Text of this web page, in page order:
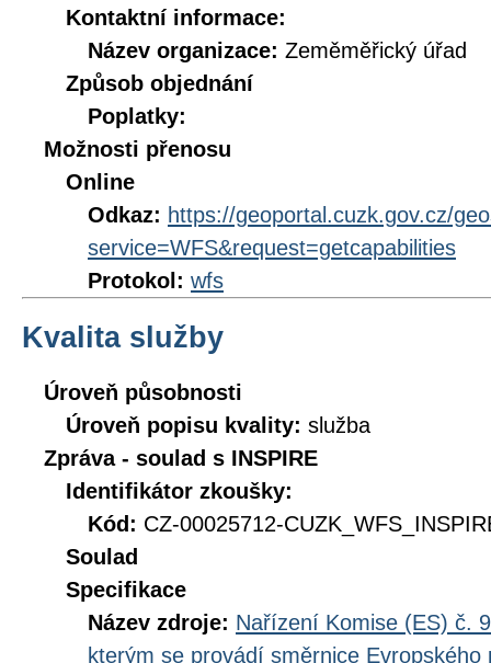
Kontaktní informace:
Název organizace: Zeměměřický úřad
Způsob objednání
Poplatky:
Možnosti přenosu
Online
Odkaz: https://geoportal.cuzk.gov.cz/
service=WFS&request=getcapabilities
Protokol: wfs
Kvalita služby
Úroveň působnosti
Úroveň popisu kvality: služba
Zpráva - soulad s INSPIRE
Identifikátor zkoušky:
Kód: CZ-00025712-
Soulad
Specifikace
Název zdroje: Nařízení Komise (ES) č.
kterým se provádí směrnice